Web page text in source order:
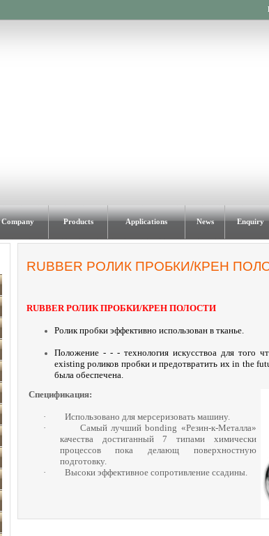
Company Products Applications News Enquiry
RUBBER РОЛИК ПРОБКИ/КРЕН
RUBBER РОЛИК ПРОБКИ/КРЕН ПОЛОСТИ
Ролик пробки эффективно использован в тканье.
Положение - - - технология искусствоа для того
existing роликов пробки и предотвратить их in the
была обеспечена.
Спецификация:
·
Использовано для мерсеризовать машину.
·
Самый лучший bonding «Резин-к-Металла»
качества достиганный 7 типами химически
процессов пока делающ поверхностную
подготовку.
·
Высоки эффективное сопротивление ссадины.